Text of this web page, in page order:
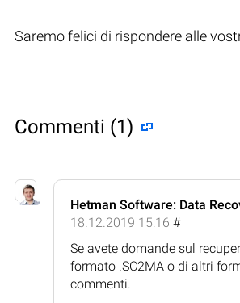
Saremo felici di rispondere alle
Commenti (1)
Hetman Software: Data
18.12.2019 15:16 #
Se avete domande sul
formato .SC2MA o di altri
commenti.